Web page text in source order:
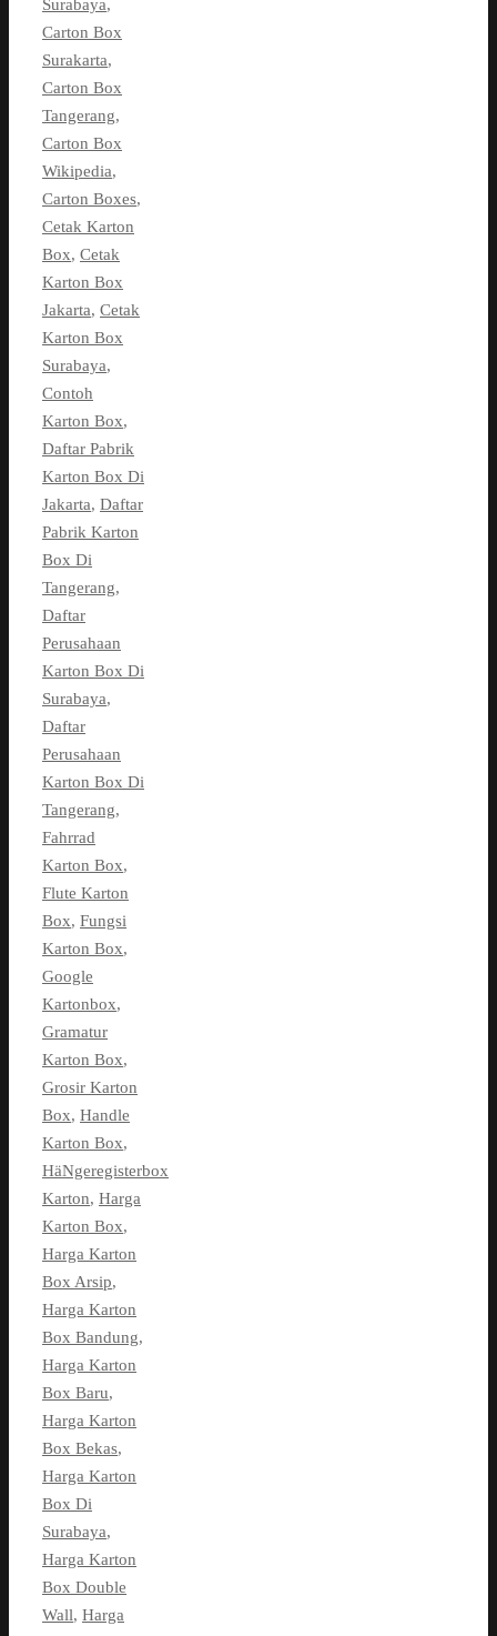
Surabaya,
Carton Box
Surakarta,
Carton Box
Tangerang,
Carton Box
Wikipedia,
Carton Boxes,
Cetak Karton
Box, Cetak
Karton Box
Jakarta, Cetak
Karton Box
Surabaya,
Contoh
Karton Box,
Daftar Pabrik
Karton Box Di
Jakarta, Daftar
Pabrik Karton
Box Di
Tangerang,
Daftar
Perusahaan
Karton Box Di
Surabaya,
Daftar
Perusahaan
Karton Box Di
Tangerang,
Fahrrad
Karton Box,
Flute Karton
Box, Fungsi
Karton Box,
Google
Kartonbox,
Gramatur
Karton Box,
Grosir Karton
Box, Handle
Karton Box,
HäNgeregisterbox
Karton, Harga
Karton Box,
Harga Karton
Box Arsip,
Harga Karton
Box Bandung,
Harga Karton
Box Baru,
Harga Karton
Box Bekas,
Harga Karton
Box Di
Surabaya,
Harga Karton
Box Double
Wall, Harga